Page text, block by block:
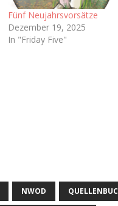
Fünf Neujahrsvorsätze
Dezember 19, 2025
In "Friday Five"
NWOD